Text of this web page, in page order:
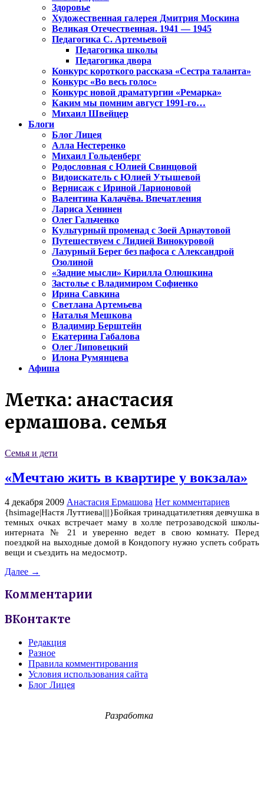
Здоровье
Художественная галерея Дмитрия Москина
Великая Отечественная. 1941 — 1945
Педагогика С. Артемьевой
Педагогика школы
Педагогика двора
Конкурс короткого рассказа «Сестра таланта»
Конкурс «Во весь голос»
Конкурс новой драматургии «Ремарка»
Каким мы помним август 1991-го…
Михаил Швейцер
Блоги
Блог Лицея
Алла Нестеренко
Михаил Гольденберг
Родословная с Юлией Свинцовой
Видоискатель с Юлией Утышевой
Вернисаж с Ириной Ларионовой
Валентина Калачёва. Впечатления
Лариса Хенинен
Олег Гальченко
Культурный променад с Зоей Арнаутовой
Путешествуем с Лидией Винокуровой
Лазурный Берег без пафоса с Александрой
Озолиной
«Задние мысли» Кирилла Олюшкина
Застолье с Владимиром Софиенко
Ирина Савкина
Светлана Артемьева
Наталья Мешкова
Владимир Берштейн
Екатерина Габалова
Олег Липовецкий
Илона Румянцева
Афиша
Метка: анастасия
ермашова. семья
Семья и дети
«Мечтаю жить в квартире у вокзала»
4 декабря 2009 Анастасия Ермашова Нет комментариев
{hsimage|Настя Луттиева||||}Бойкая тринадцатилетняя девчушка в
темных очках встречает маму в холле петрозаводской школы-
интерната № 21 и уверенно ведет в свою комнату. Перед
поездкой на выходные домой в Кондопогу нужно успеть собрать
вещи и съездить на медосмотр.
Далее →
Комментарии
ВКонтакте
Редакция
Разное
Правила комментирования
Условия использования сайта
Блог Лицея
Разработка